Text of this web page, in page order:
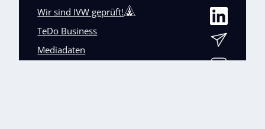
Wir sind IVW geprüft!
TeDo Business
Mediadaten